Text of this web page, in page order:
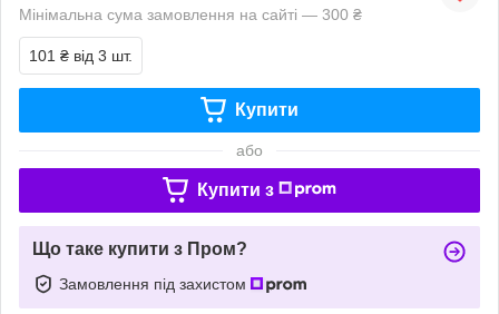
Мінімальна сума замовлення на сайті — 300 ₴
101 ₴ від 3 шт.
Купити
або
Купити з
Що таке купити з Пром?
Замовлення під захистом